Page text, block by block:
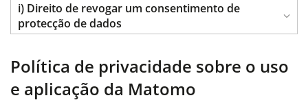
i) Direito de revogar um consentimento de
protecção de dados
Política de privacidade sobre o uso
e aplicação da Matomo